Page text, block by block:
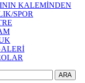
KALEMİNDEN
SPOR
ARA